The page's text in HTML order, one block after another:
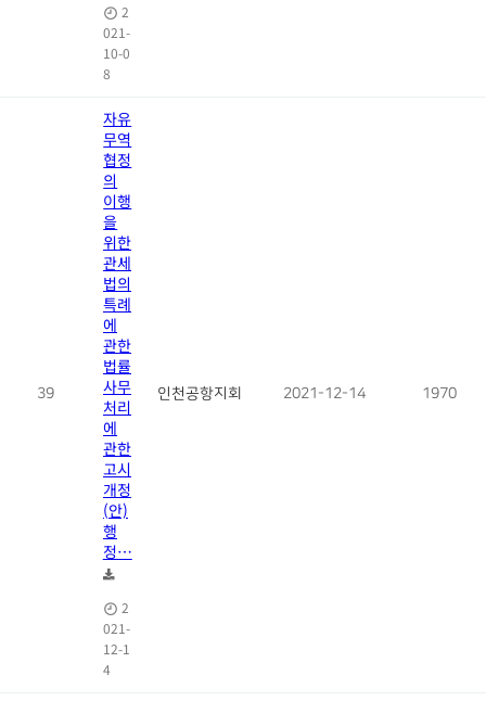
2
021-
10-0
8
39
자유
무역
협정
의
이행
을
위한
관세
법의
특례
에
관한
법률
사무
처리
에
관한
고시
개정
(안)
행
정…
2
021-
12-1
4
인천공항지회 2021-12-14 1970